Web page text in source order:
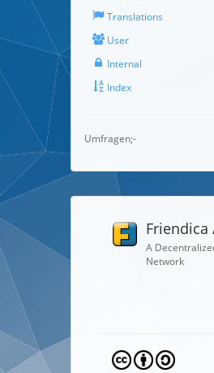
Translations
User
Internal
Index
Umfragen;-
Friendica
A
Network